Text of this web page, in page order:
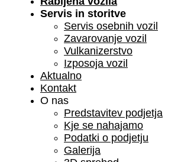
Servis in storitve
Servis osebnih vozil
Zavarovanje vozil
Vulkanizerstvo
Izposoja vozil
Aktualno
Kontakt
O nas
Predstavitev podjetja
Kje se nahajamo
Podatki o podjetju
Galerija